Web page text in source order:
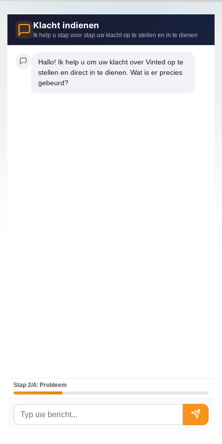
Klacht indienen
Ik help u stap voor stap uw klacht op te stellen en in te dienen
Hallo! Ik help u om uw klacht over Vinted op te
stellen en direct in te dienen. Wat is er precies
gebeurd?
Stap 2/4: Probleem